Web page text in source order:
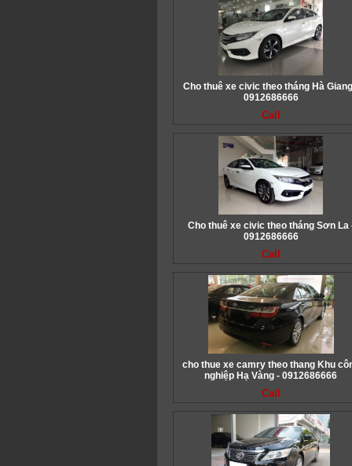
Cho thuê xe civic theo tháng Hà
0912686666
Call
Cho thuê xe civic theo tháng Sơn La
0912686666
Call
cho thue xe camry theo thang Khu
nghiệp Hạ Vàng - 0912686666
Call